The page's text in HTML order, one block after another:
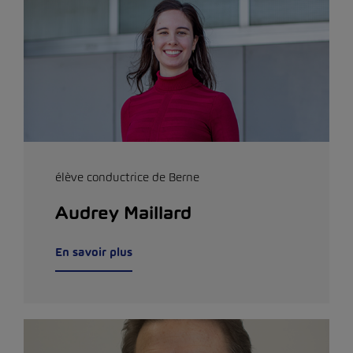
élève conductrice de Berne
Audrey Maillard
En savoir plus